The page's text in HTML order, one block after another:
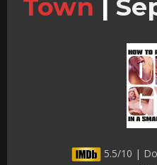
Town |
5.5/10 |